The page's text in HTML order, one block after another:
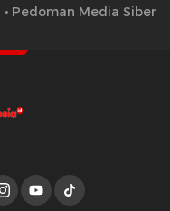
Pedoman Media Siber